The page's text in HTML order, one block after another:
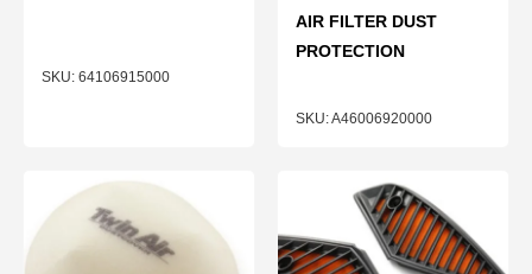
64106915000
A46006920000
AIR FILTER DUST
PROTECTION